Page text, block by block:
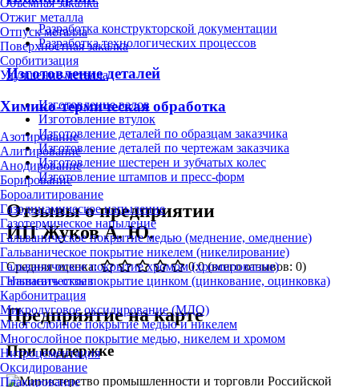
Отжиг металла
Отпуск металла
Поверхностная закалка
Сорбитизация
Улучшение металла
Химико-термическая обработка
Азотирование
Алитирование
Анодирование
Борирование
Бороалитирование
Газодинамическое напыление
Газотермическое напыление
Гальваническое покрытие медью (меднение, омеднение)
Гальваническое покрытие никелем (никелирование)
Гальваническое покрытие хромом (хромирование)
Гальваническое покрытие цинком (цинкование, оцинковка)
Карбонитрация
Микродуговое оксидирование (МДО)
Многослойное покрытие медью и никелем
Многослойное покрытие медью, никелем и хромом
Нитроцементация
Оксидирование
Плакирование
Разработка конструкторской документации
Разработка технологических процессов
Изготовление деталей
Изготовление валов
Изготовление втулок
Изготовление деталей по образцам заказчика
Изготовление деталей по чертежам заказчика
Изготовление шестерен и зубчатых колес
Изготовление штампов и пресс-форм
Отзывы о предприятии
ИП Жуков А. Ю.
Средняя оценка: 0.0(всего отзывов: 0)
Написать отзыв
Предприятие на карте
При поддержке